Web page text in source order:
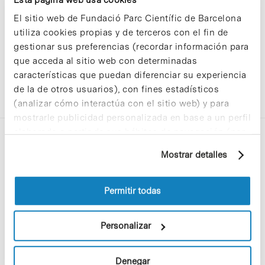
El sitio web de Fundació Parc Científic de Barcelona
utiliza cookies propias y de terceros con el fin de
gestionar sus preferencias (recordar información para
que acceda al sitio web con determinadas
características que puedan diferenciar su experiencia
de la de otros usuarios), con fines estadísticos
(analizar cómo interactúa con el sitio web) y para
mostrarle publicidad personalizada en base a un perfil
elaborado a partir de sus hábitos de navegación (por
información sobre las cookies puede consultar
la Política de cookies del sitio web.
Mostrar detalles
Permitir todas
Personalizar
Denegar
C/Baldiri Reixac, 4-12 i 15